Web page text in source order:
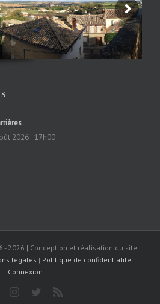
2026 - 17h00
-2026 | Conception et réalisation du site
légales | Politique de confidentialité |
Connexion
FacebookInstagram
Twitter